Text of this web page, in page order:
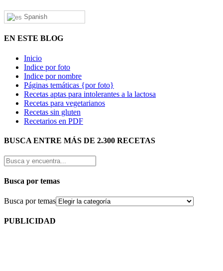
Spanish
EN ESTE BLOG
Inicio
Indice por foto
Indice por nombre
Páginas temáticas {por foto}
Recetas aptas para intolerantes a la lactosa
Recetas para vegetarianos
Recetas sin gluten
Recetarios en PDF
BUSCA ENTRE MÁS DE 2.300 RECETAS
Busca por temas
Busca por temas
PUBLICIDAD